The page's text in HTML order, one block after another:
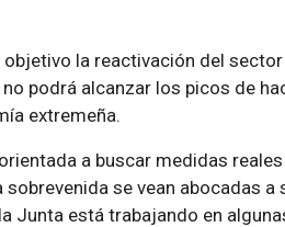
la reactivación del
podrá alcanzar los picos de
extremeña.
a buscar medidas
se vean abocadas
Junta está trabajando en